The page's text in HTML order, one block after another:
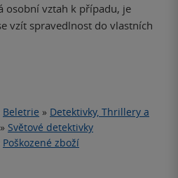
osobní vztah k případu, je
vzít spravedlnost do vlastních
Beletrie » Detektivky, Thrillery a
» Světové detektivky
Poškozené zboží